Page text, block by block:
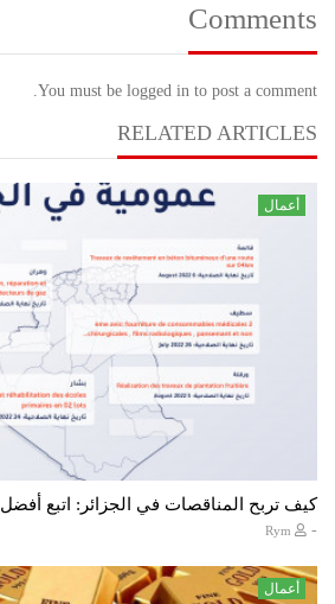
Comments
You must be logged in to post a comment.
RELATED ARTICLES
أعمال
كيف تربح المناقصات في الجزائر: اتبع أفضل 3 خطوات لدينا
-
أعمال